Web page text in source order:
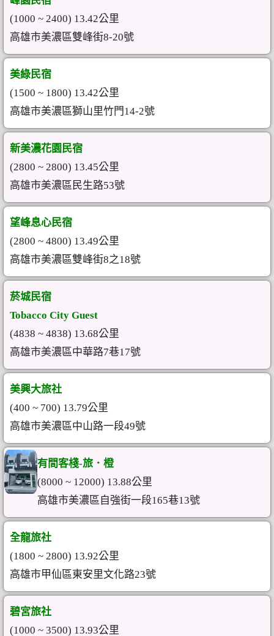
(1000 ~ 2400) 13.42公里
高雄市美濃區雙峰街8-20號
美綠民宿
(1500 ~ 1800) 13.42公里
高雄市美濃區獅山里竹門14-2號
新美濃花園民宿
(2800 ~ 2800) 13.45公里
高雄市美濃區民生路53號
望峰息心民宿
(2800 ~ 4800) 13.49公里
高雄市美濃區雙峰街8之18號
菸城民宿
Tobacco City Guest
(4838 ~ 4838) 13.68公里
高雄市美濃區中華路7巷17號
美興大旅社
(400 ~ 700) 13.79公里
高雄市美濃區中山路一段49號
有間客棧-旅．橙
(8000 ~ 12000) 13.88公里
高雄市美濃區自強街一段165巷13號
全龍旅社
(1800 ~ 2800) 13.92公里
高雄市甲仙區東安里文化路23號
碧宮旅社
(1000 ~ 3500) 13.93公里